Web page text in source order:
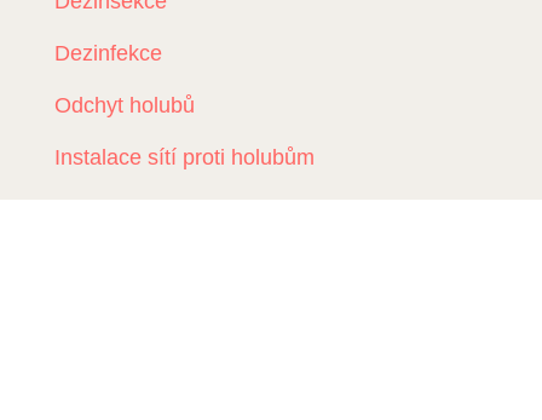
Dezinfekce
Odchyt holubů
Instalace sítí proti holubům